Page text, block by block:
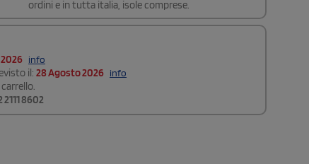
ordini e in tutta italia, isole comprese.
info
il: 28 Agosto 2026 info
2111 8602